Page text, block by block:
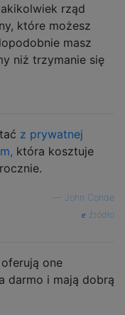
rząd
które możesz
masz
niż trzymanie się
z prywatnej
która kosztuje
John Conde
źródło
oferują one
darmo i mają dobrą